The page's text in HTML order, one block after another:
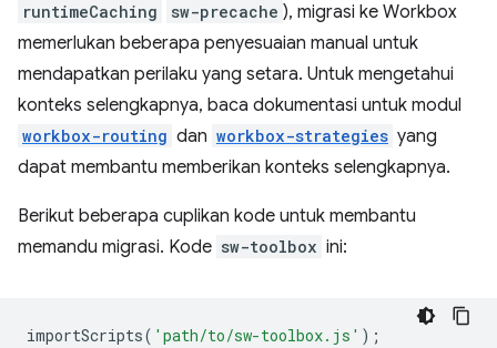
runtimeCaching sw-precache ), migrasi ke Workbox
memerlukan beberapa penyesuaian manual untuk
mendapatkan perilaku yang setara. Untuk mengetahui
konteks selengkapnya, baca dokumentasi untuk modul
workbox-routing dan workbox-strategies yang
dapat membantu memberikan konteks selengkapnya.
Berikut beberapa cuplikan kode untuk membantu
memandu migrasi. Kode sw-toolbox ini:
importScripts( 'path/to/sw-toolbox.js' );